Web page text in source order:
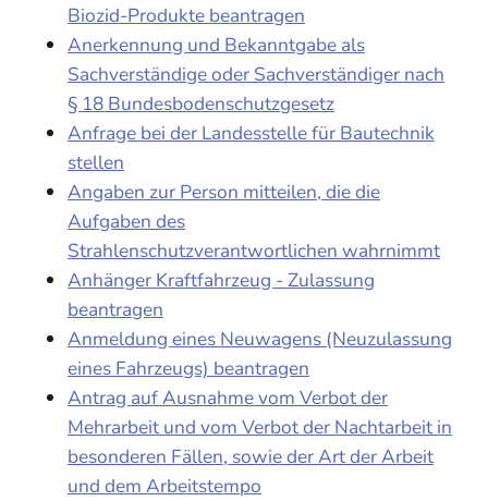
Biozid-Produkte beantragen
Anerkennung und Bekanntgabe als
Sachverständige oder Sachverständiger nach
§ 18 Bundesbodenschutzgesetz
Anfrage bei der Landesstelle für Bautechnik
stellen
Angaben zur Person mitteilen, die die
Aufgaben des
Strahlenschutzverantwortlichen wahrnimmt
Anhänger Kraftfahrzeug - Zulassung
beantragen
Anmeldung eines Neuwagens (Neuzulassung
eines Fahrzeugs) beantragen
Antrag auf Ausnahme vom Verbot der
Mehrarbeit und vom Verbot der Nachtarbeit in
besonderen Fällen, sowie der Art der Arbeit
und dem Arbeitstempo